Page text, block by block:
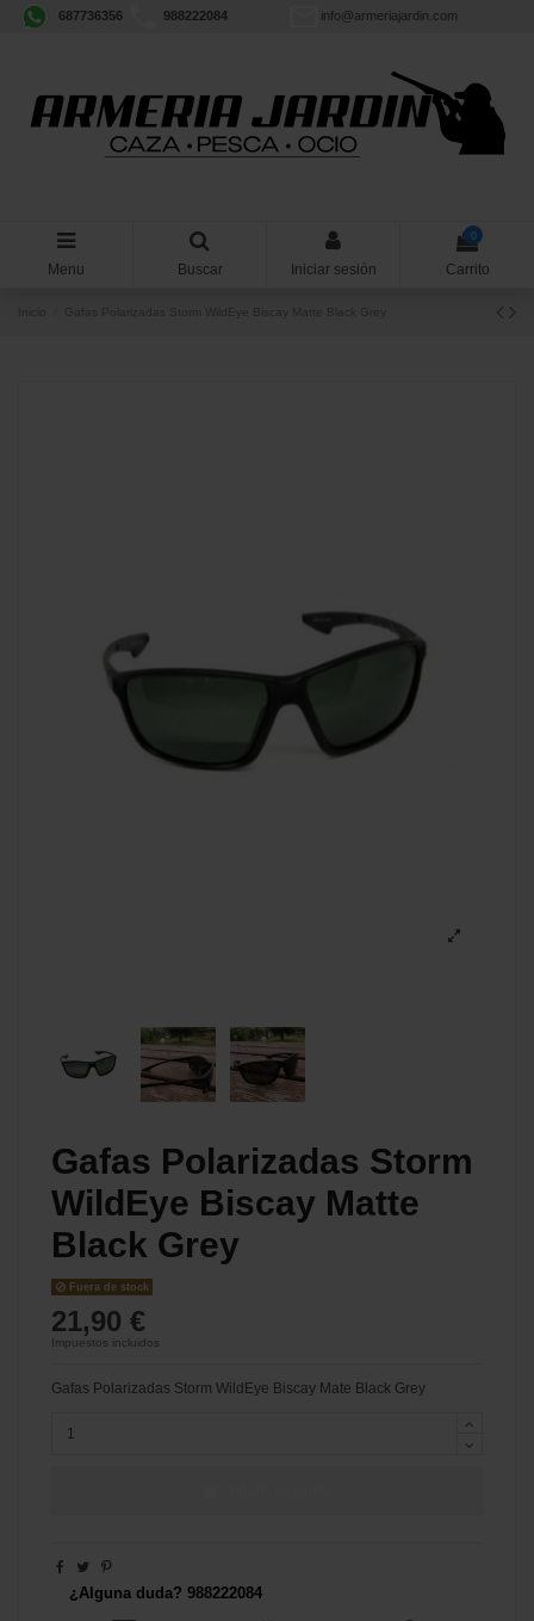
687736356 988222084 info@armeriajardin.com
Menu Buscar Iniciar sesión
0
Carrito
Gafas Polarizadas Storm WildEye Biscay Matte Black Grey
Gafas Polarizadas Storm
WildEye Biscay Matte
Black Grey
Fuera de stock
21,90 €
Impuestos incluidos
Gafas Polarizadas Storm WildEye Biscay Mate Black Grey
¿Alguna duda? 988222084